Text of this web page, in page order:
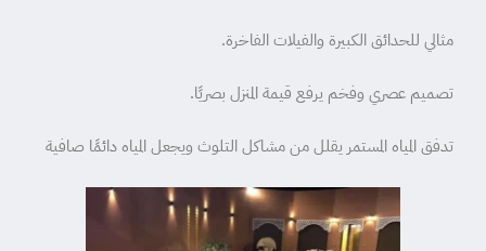
مثالي للحدائق الكبيرة والفيلات الفاخرة.
تصميم عصري وفخم يرفع قيمة المنزل بصريًا.
تدفق المياه المستمر يقلل من مشاكل التلوث ويجعل المياه دائمًا صافية